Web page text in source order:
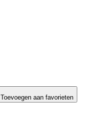
Toevoegen aan favorieten